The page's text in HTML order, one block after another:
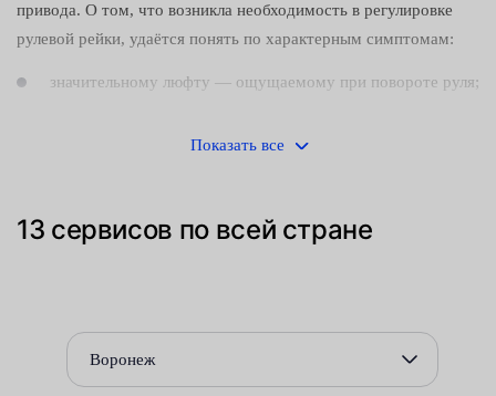
привода. О том, что возникла необходимость в регулировке
рулевой рейки, удаётся понять по характерным симптомам:
значительному люфту — ощущаемому при повороте руля;
Своевременно принятые меры позволяют устранить
Для устранения шумов и выставления правильного зазора
следует подтянуть расположенный на корпусе редуктора болт
Показать все
13 сервисов по всей стране
Воронеж